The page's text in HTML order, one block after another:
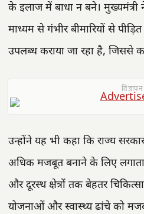
के इलाज में बाधा न बने। मुख्यमंत्री
माध्यम से गंभीर बीमारियों से
उपलब्ध कराया जा रहा है, जिससे
विज्ञापन
उन्होंने यह भी कहा कि राज्य
अधिक मजबूत बनाने के लिए लगातार
और दूरस्थ क्षेत्रों तक बेहतर
योजनाओं और स्वास्थ्य ढांचे को